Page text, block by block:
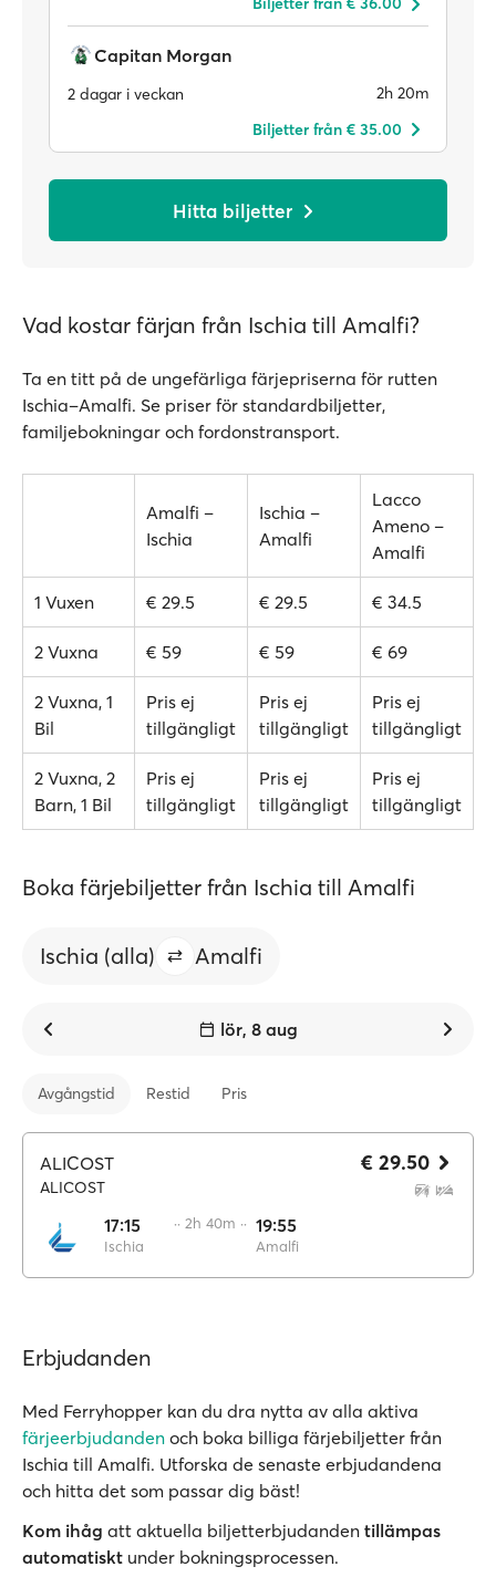
Capitan Morgan
2 dagar i veckan
2h 20m
Biljetter från € 35.00
Hitta biljetter
Vad kostar färjan från Ischia till Amalfi?
Ta en titt på de ungefärliga färjepriserna för rutten
Ischia–Amalfi. Se priser för standardbiljetter,
familjebokningar och fordonstransport.
Amalfi –
Ischia
Ischia –
Amalfi
Lacco
Ameno –
Amalfi
1 Vuxen € 29.5 € 29.5 € 34.5
2 Vuxna € 59 € 59 € 69
2 Vuxna, 1
Bil
Pris ej
tillgängligt
Pris ej
tillgängligt
Pris ej
tillgängligt
2 Vuxna, 2
Barn, 1 Bil
Pris ej
tillgängligt
Pris ej
tillgängligt
Pris ej
tillgängligt
Boka färjebiljetter från Ischia till Amalfi
Ischia (alla) Amalfi
lör, 8 aug
Avgångstid Restid Pris
ALICOST
ALICOST
17:15
Ischia
·· 2h 40m ·· 19:55
Amalfi
€ 29.50
Erbjudanden
Med Ferryhopper kan du dra nytta av alla aktiva
färjeerbjudanden och boka billiga färjebiljetter från
Ischia till Amalfi. Utforska de senaste erbjudandena
och hitta det som passar dig bäst!
Kom ihåg att aktuella biljetterbjudanden tillämpas
automatiskt under bokningsprocessen.